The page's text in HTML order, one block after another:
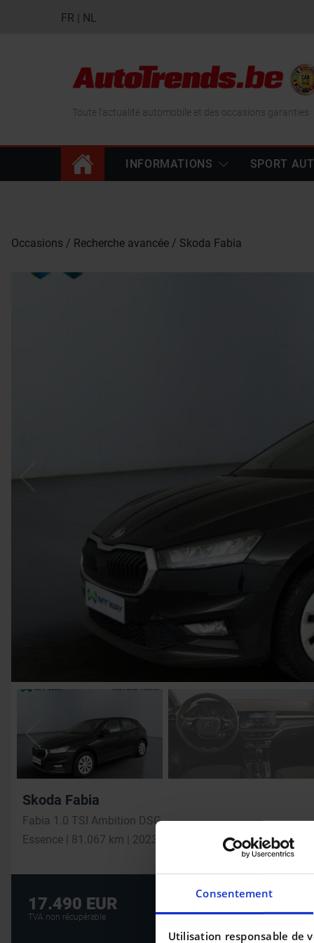
Consentement
Utilisation responsable de
FR | NL
Toute l'actualité automobile et des occasions garanties
INFORMATIONS SPORT
Occasions Recherche avancée Skoda Fabia
Skoda Fabia
Fabia 1.0 TSI Ambition DSG
Essence | 81.067 km | 2023
17.490 EUR
TVA non récupérable
Crédit auto au
CRÉDIT AUTO